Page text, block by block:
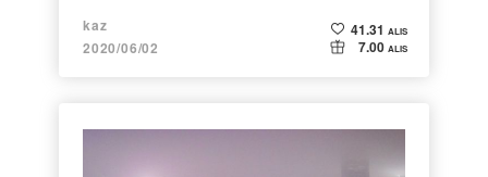
kaz
2020/06/02
41.31 ALIS
7.00 ALIS